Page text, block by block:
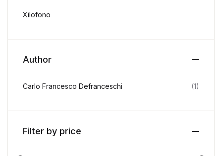
Xilofono
Author
Carlo Francesco Defranceschi (1)
Filter by price